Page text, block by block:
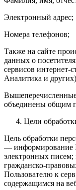
Электронный адрес;
Номера телефонов;
Также на сайте
данных о
сервисов интернет-
Аналитика и
объединены общим
Цели
Цель обработки
— информирование
электронных
гражданско-
Пользователю к
содержащимся на